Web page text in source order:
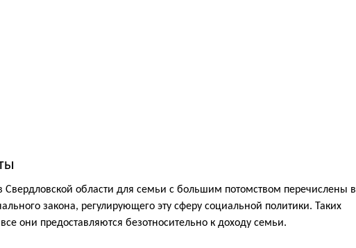
Свердловской области для семьи с большим потомством перечислены в
закона, регулирующего эту сферу социальной политики. Таких
они предоставляются безотносительно к доходу семьи.